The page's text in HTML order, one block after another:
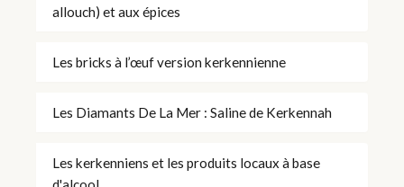
allouch) et aux épices
Les bricks à l’œuf version kerkennienne
Les Diamants De La Mer : Saline de Kerkennah
Les kerkenniens et les produits locaux à base